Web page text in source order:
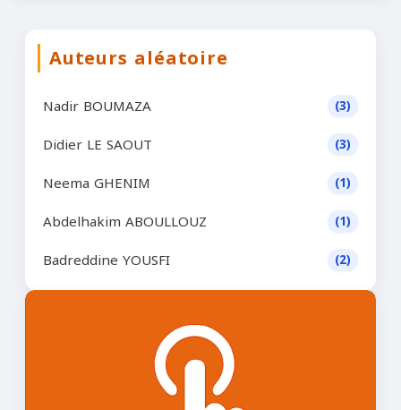
Auteurs aléatoire
Nadir BOUMAZA (3)
Didier LE SAOUT (3)
Neema GHENIM (1)
Abdelhakim ABOULLOUZ (1)
Badreddine YOUSFI (2)